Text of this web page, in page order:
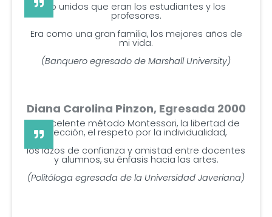
Lo unidos que eran los estudiantes y los
profesores.
Era como una gran familia, los mejores años de
mi vida.
(Banquero egresado de Marshall University)
Diana Carolina Pinzon, Egresada 2000
El excelente método Montessori, la libertad de
elección, el respeto por la individualidad,
los lazos de confianza y amistad entre docentes
y alumnos, su énfasis hacia las artes.
(Politóloga egresada de la Universidad Javeriana)